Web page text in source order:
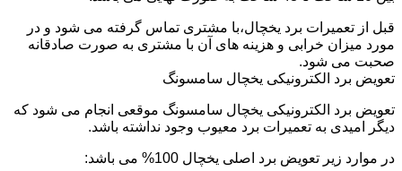
قبل از تعمیرات برد یخچال،با مشتری تماس گرفته می شود و در
مورد میزان خرابی و هزینه های آن با مشتری به صورت صادقانه
صحبت می شود.
تعویض برد الکترونیکی یخچال سامسونگ
تعویض برد الکترونیکی یخچال سامسونگ موقعی انجام می شود که
دیگر امیدی به تعمیرات برد معیوب وجود نداشته باشد.
در موارد زیر تعویض برد اصلی یخچال 100% می باشد: